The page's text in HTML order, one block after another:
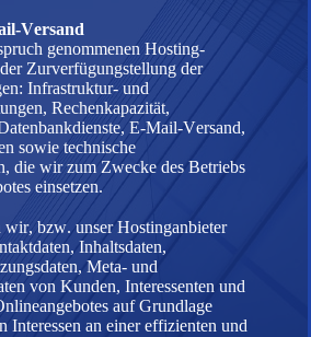
Versand
genommenen Hosting-
Zurverfügungstellung der
Infrastruktur- und
Rechenkapazität,
E-Mail-Versand,
sowie technische
die wir zum Zwecke des Betriebs
einsetzen.
wir, bzw. unser Hostinganbieter
Inhaltsdaten,
Meta- und
von Kunden, Interessenten und
auf Grundlage
Interessen an einer effizienten und